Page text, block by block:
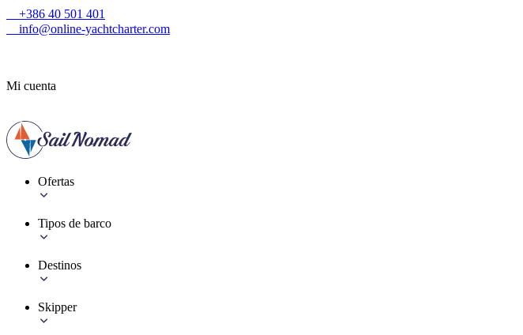
+386 40 501 401
info@online-yachtcharter.com
Mi cuenta
Ofertas
Tipos de barco
Destinos
Skipper